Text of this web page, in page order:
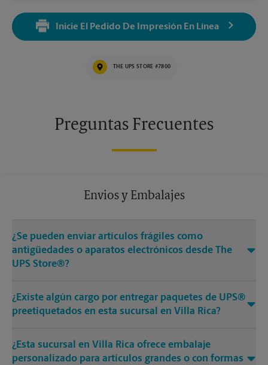
Sábado
3:00 PM
Lunes
Martes
5:00 PM
5:00 PM
5:00 PM
Inicie El Pedido De Impresión En Línea
THE UPS STORE #7800
Preguntas Frecuentes
Envios y Embalajes
¿Se pueden enviar artículos frágiles como
antigüedades o aparatos electrónicos desde The
UPS Store®?
¿Existe algún cargo por entregar paquetes de UPS®
preetiquetados en esta sucursal en Villa Rica?
¿Esta sucursal en Villa Rica ofrece embalaje
personalizado para artículos grandes o con formas